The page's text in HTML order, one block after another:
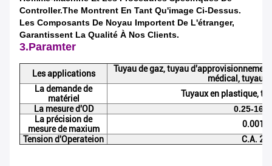
Controller.The Montrent En Tant Qu'image Ci-Dessus.
Les Composants De Noyau Importent De L'étranger,
Garantissent La Qualité À Nos Clients.
3.Paramter
Les applications
Tuyau de gaz, tuyau
médical, tuyau
La demande de
matériel
Tuyaux en plastique,
La mesure d'OD
0.25-
La précision de
mesure de maxium
Tension d'Operateion
C.A.